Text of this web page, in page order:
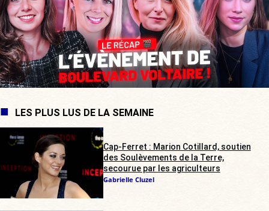
LES PLUS LUS DE LA SEMAINE
Cap-Ferret : Marion Cotillard, soutien
des Soulèvements de la Terre,
secourue par les agriculteurs
Gabrielle Cluzel